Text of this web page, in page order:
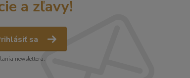
a zľavy!
sa
newslettera.